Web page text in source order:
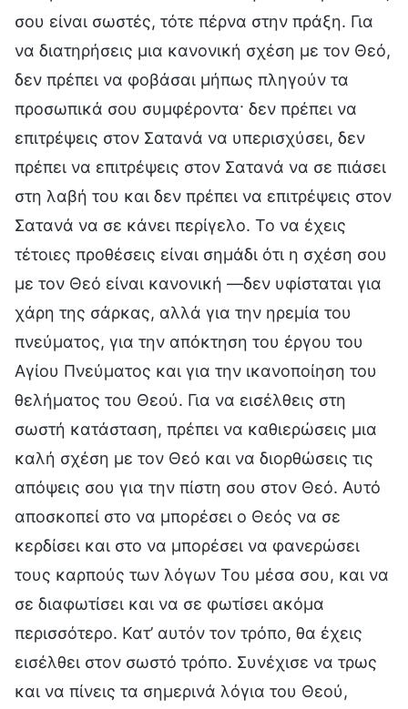
σου είναι σωστές, τότε πέρνα στην πράξη. Για
να διατηρήσεις μια κανονική σχέση με τον Θεό,
δεν πρέπει να φοβάσαι μήπως πληγούν τα
προσωπικά σου συμφέροντα· δεν πρέπει να
επιτρέψεις στον Σατανά να υπερισχύσει, δεν
πρέπει να επιτρέψεις στον Σατανά να σε πιάσει
στη λαβή του και δεν πρέπει να επιτρέψεις στον
Σατανά να σε κάνει περίγελο. Το να έχεις
τέτοιες προθέσεις είναι σημάδι ότι η σχέση σου
με τον Θεό είναι κανονική —δεν υφίσταται για
χάρη της σάρκας, αλλά για την ηρεμία του
πνεύματος, για την απόκτηση του έργου του
Αγίου Πνεύματος και για την ικανοποίηση του
θελήματος του Θεού. Για να εισέλθεις στη
σωστή κατάσταση, πρέπει να καθιερώσεις μια
καλή σχέση με τον Θεό και να διορθώσεις τις
απόψεις σου για την πίστη σου στον Θεό. Αυτό
αποσκοπεί στο να μπορέσει ο Θεός να σε
κερδίσει και στο να μπορέσει να φανερώσει
τους καρπούς των λόγων Του μέσα σου, και να
σε διαφωτίσει και να σε φωτίσει ακόμα
περισσότερο. Κατ’ αυτόν τον τρόπο, θα έχεις
εισέλθει στον σωστό τρόπο. Συνέχισε να τρως
και να πίνεις τα σημερινά λόγια του Θεού,